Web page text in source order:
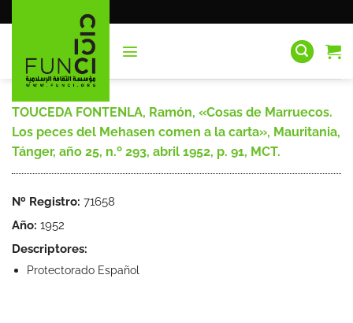
al
TOUCEDA FONTENLA, Ramón, «Cosas de Marruecos.
Los peces del Mehasen comen a la carta», Mauritania,
Tánger, año 25, n.º 293, abril 1952, p. 91, MCT.
Nº Registro: 71658
Año: 1952
Descriptores:
Protectorado Español